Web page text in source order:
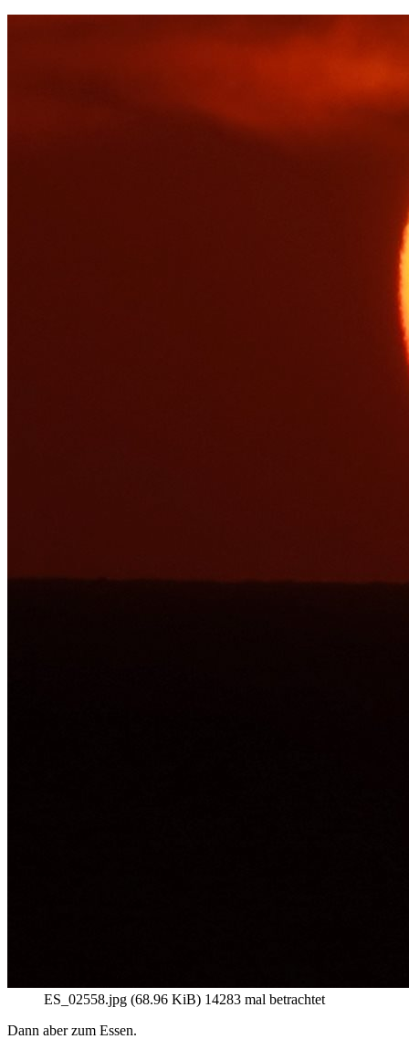
ES_02558.jpg (68.96 KiB) 14283 mal betrachtet
Dann aber zum Essen.